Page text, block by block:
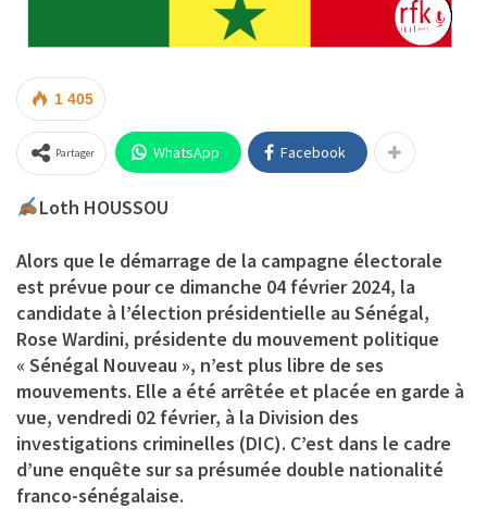
1 405
Partager WhatsApp Facebook
Loth HOUSSOU
Alors que le démarrage de la campagne électorale
est prévue pour ce dimanche 04 février 2024, la
candidate à l’élection présidentielle au Sénégal,
Rose Wardini, présidente du mouvement politique
« Sénégal Nouveau », n’est plus libre de ses
mouvements. Elle a été arrêtée et placée en garde à
vue, vendredi 02 février, à la Division des
investigations criminelles (DIC). C’est dans le cadre
d’une enquête sur sa présumée double nationalité
franco-sénégalaise.